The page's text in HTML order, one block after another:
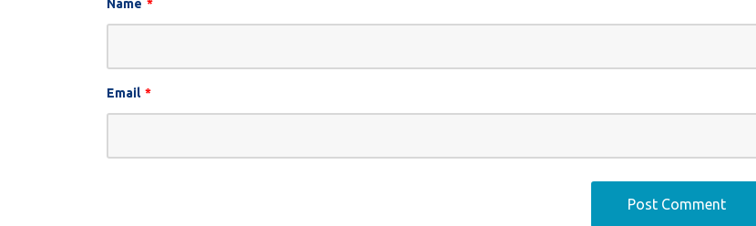
Name *
Email *